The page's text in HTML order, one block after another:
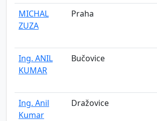
MICHAL
ZUZA
Praha
Ing. ANIL
KUMAR
Bučovice
Ing. Anil
Kumar
Dražovice